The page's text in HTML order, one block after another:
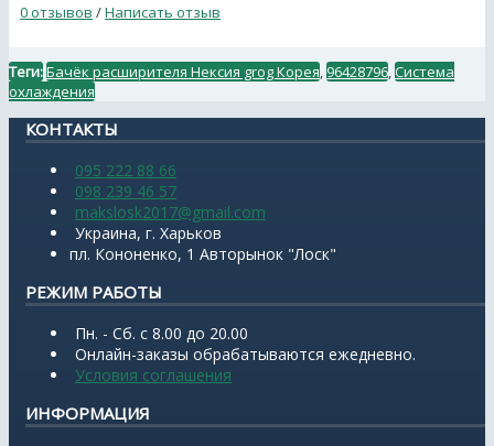
0 отзывов /Написать отзыв
Теги:Бачёк расширителя Нексия grog Корея 96428796 Система
охлаждения
КОНТАКТЫ
095 222 88 66
098 239 46 57
makslosk2017@gmail.com
Украина, г. Харьков
пл. Кононенко, 1 Авторынок "Лоск"
РЕЖИМ РАБОТЫ
Пн. - Сб. с 8.00 до 20.00
Онлайн-заказы обрабатываются ежедневно.
Условия соглашения
ИНФОРМАЦИЯ